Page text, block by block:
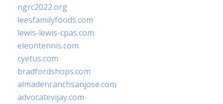
ngrc2022.org
leesfamilyfoods.com
lewis-lewis-cpas.com
eleontennis.com
cyetus.com
bradfordshops.com
almadenranchsanjose.com
advocatevijay.com